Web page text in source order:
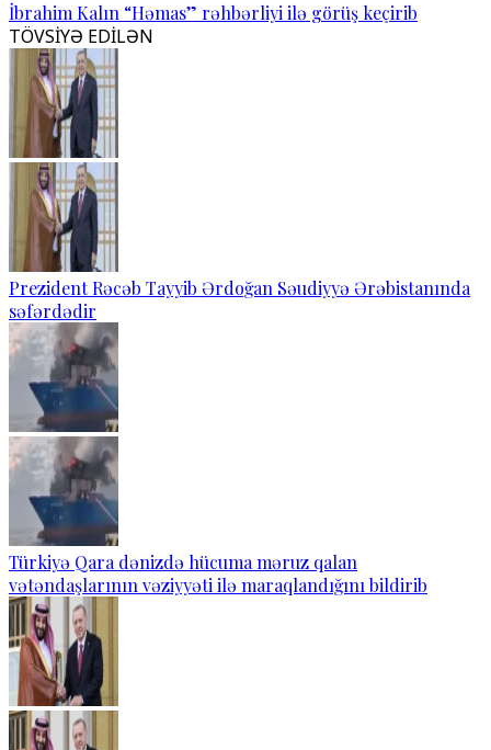
İbrahim Kalın “Həmas” rəhbərliyi ilə görüş keçirib
TÖVSİYƏ EDİLƏN
Prezident Rəcəb Tayyib Ərdoğan Səudiyyə Ərəbistanında
səfərdədir
Türkiyə Qara dənizdə hücuma məruz qalan
vətəndaşlarının vəziyyəti ilə maraqlandığını bildirib